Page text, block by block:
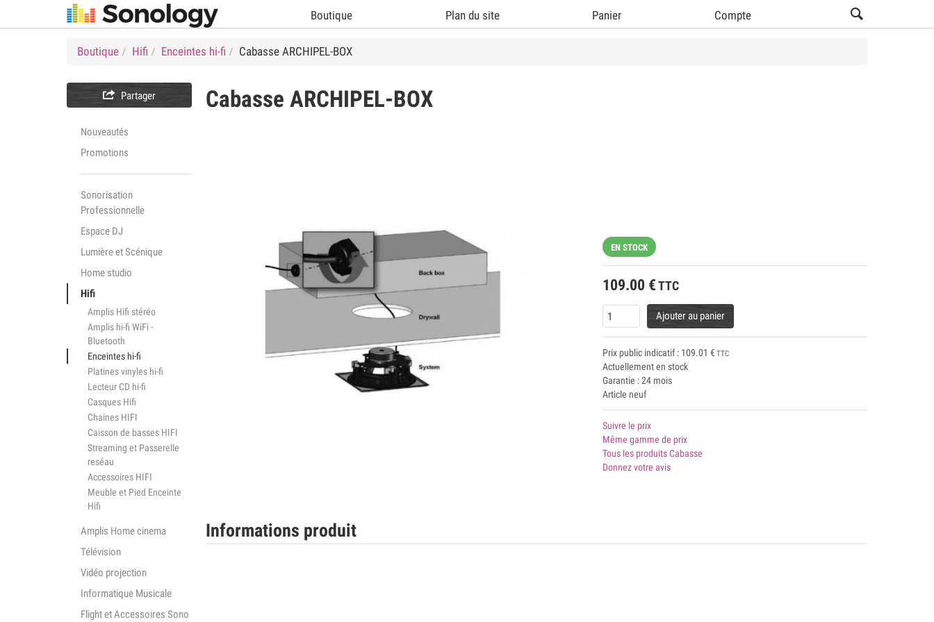
Boutique Plan du site Panier Compte
Boutique Hifi Enceintes hi-fi Cabasse ARCHIPEL-BOX
 Partager
Nouveautés
Promotions
Sonorisation
Professionnelle
Espace DJ
Lumière et Scénique
Home studio
Hifi
Amplis Hifi stéréo
Amplis hi-fi WiFi -
Bluetooth
Enceintes hi-fi
Platines vinyles hi-fi
Lecteur CD hi-fi
Casques Hifi
Chaines HIFI
Caisson de basses HIFI
Streaming et Passerelle
reséau
Accessoires HIFI
Meuble et Pied Enceinte
Hifi
Amplis Home cinema
Télévision
Vidéo projection
Informatique Musicale
Flight et Accessoires Sono
Cabasse ARCHIPEL-BOX
EN STOCK
109.00 € TTC
Ajouter au panier
Prix public indicatif : 109.01 € TTC
Actuellement en stock
Garantie : 24 mois
Article neuf
Suivre le prix
Même gamme de prix
Tous les produits Cabasse
Donnez votre avis
Informations produit